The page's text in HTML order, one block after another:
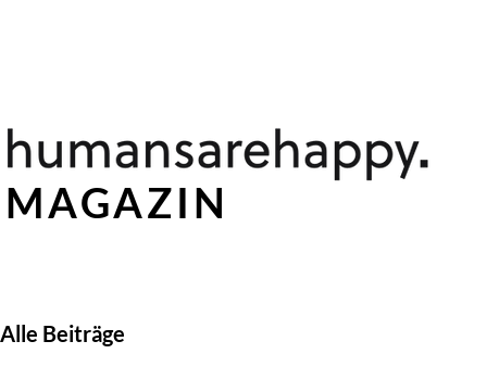
MAGAZIN
Alle Beiträge